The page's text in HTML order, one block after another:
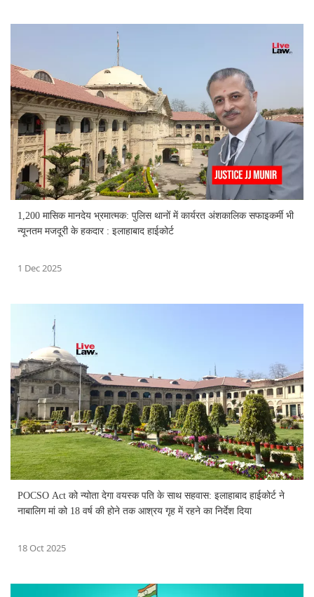
1,200 मासिक मानदेय भ्रमात्मक: पुलिस थानों में कार्यरत अंशकालिक सफाइकर्मी भी
न्यूनतम मजदूरी के हकदार : इलाहाबाद हाईकोर्ट
1 Dec 2025
POCSO Act को न्योता देगा वयस्क पति के साथ सहवास: इलाहाबाद हाईकोर्ट ने
नाबालिग मां को 18 वर्ष की होने तक आश्रय गृह में रहने का निर्देश दिया
18 Oct 2025